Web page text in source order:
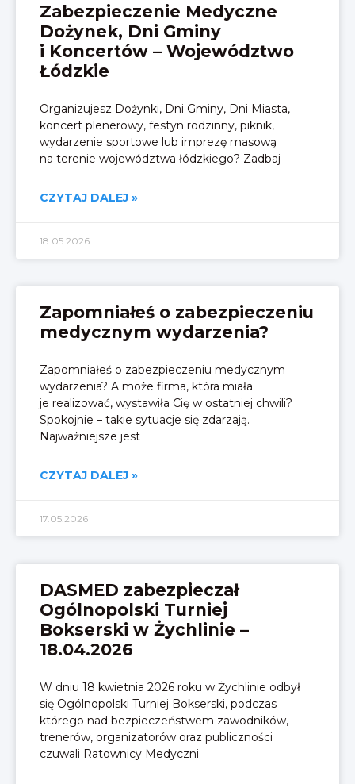
Zabezpieczenie Medyczne
Dożynek, Dni Gminy
i Koncertów – Województwo
Łódzkie
Organizujesz Dożynki, Dni Gminy, Dni Miasta,
koncert plenerowy, festyn rodzinny, piknik,
wydarzenie sportowe lub imprezę masową
na terenie województwa łódzkiego? Zadbaj
CZYTAJ DALEJ »
18.05.2026
Zapomniałeś o zabezpieczeniu
medycznym wydarzenia?
Zapomniałeś o zabezpieczeniu medycznym
wydarzenia? A może firma, która miała
je realizować, wystawiła Cię w ostatniej chwili?
Spokojnie – takie sytuacje się zdarzają.
Najważniejsze jest
CZYTAJ DALEJ »
17.05.2026
DASMED zabezpieczał
Ogólnopolski Turniej
Bokserski w Żychlinie –
18.04.2026
W dniu 18 kwietnia 2026 roku w Żychlinie odbył
się Ogólnopolski Turniej Bokserski, podczas
którego nad bezpieczeństwem zawodników,
trenerów, organizatorów oraz publiczności
czuwali Ratownicy Medyczni